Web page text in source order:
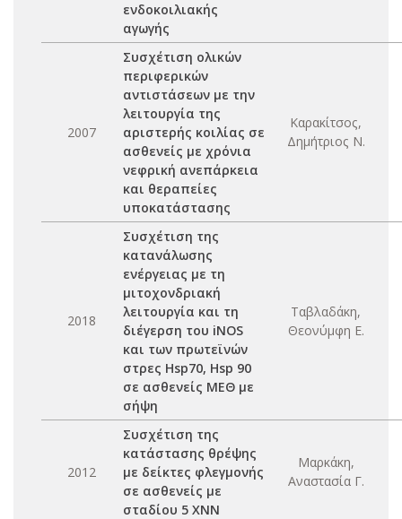
ενδοκοιλιακής
αγωγής
2007
Συσχέτιση ολικών
περιφερικών
αντιστάσεων με την
λειτουργία της
αριστερής κοιλίας σε
ασθενείς με χρόνια
νεφρική ανεπάρκεια
και θεραπείες
υποκατάστασης
Καρακίτσος,
Δημήτριος Ν.
2018
Συσχέτιση της
κατανάλωσης
ενέργειας με τη
μιτοχονδριακή
λειτουργία και τη
διέγερση του iNOS
και των πρωτεϊνών
στρες Hsp70, Hsp 90
σε ασθενείς ΜΕΘ με
σήψη
Ταβλαδάκη,
Θεονύμφη Ε.
2012
Συσχέτιση της
κατάστασης θρέψης
με δείκτες φλεγμονής
σε ασθενείς με
σταδίου 5 ΧΝΝ
Μαρκάκη,
Αναστασία Γ.